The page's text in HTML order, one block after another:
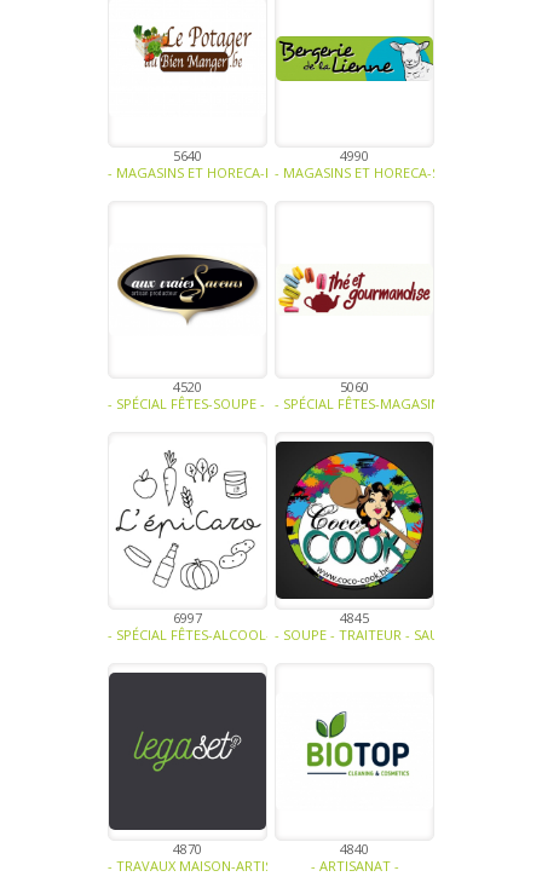
5640
- MAGASINS ET HORECA-FRUITS-LÉGUMES-CÉRÉALES - FARINES-
4990
- MAGASINS ET HORECA-SPÉCIAL FÊTES-
4520
- SPÉCIAL FÊTES-SOUPE - TRAITEUR - SAUCE- TAPENADE-
5060
- SPÉCIAL FÊTES-MAGASINS ET HORECA-
6997
- SPÉCIAL FÊTES-ALCOOL-SOUPE - TRAITEUR - SAUCE- TAPENADE-
4845
- SOUPE - TRAITEUR - SAUCE-
4870
- TRAVAUX MAISON-ARTISANAT -
4840
- ARTISANAT -